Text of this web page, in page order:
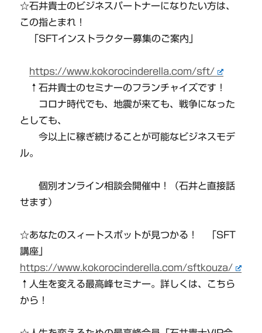
☆石井貴士のビジネスパートナーになりたい方は、
この指とまれ！
「SFTインストラクター募集のご案内」
https://www.kokorocinderella.com/sft/
↑石井貴士のセミナーのフランチャイズです！
コロナ時代でも、地震が来ても、戦争になった
としても、
今以上に稼ぎ続けることが可能なビジネスモデ
ル。
個別オンライン相談会開催中！（石井と直接話
せます）
☆あなたのスィートスポットが見つかる！ 「SFT
講座」
https://www.kokorocinderella.com/sftkouza/
↑人生を変える最高峰セミナー。詳しくは、こちら
から！